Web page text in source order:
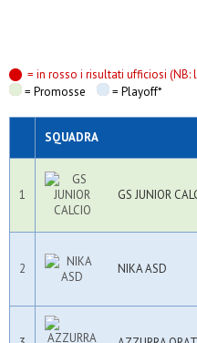
= in rosso i risultati ufficiosi
= Promosse
= Playoff*
SQUADRA
1 GS JUNIOR
2 NIKA ASD